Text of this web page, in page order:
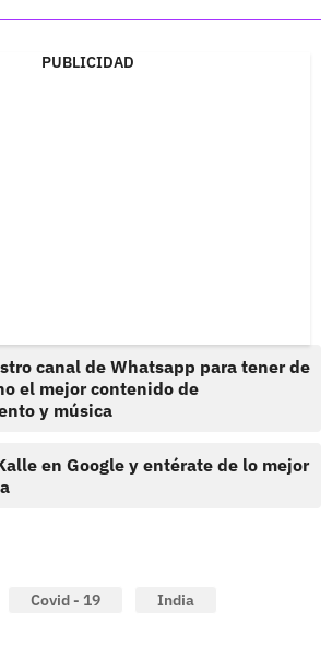
PUBLICIDAD
canal de Whatsapp para tener de
el mejor contenido de
y música
en Google y entérate de lo mejor
Covid - 19 India